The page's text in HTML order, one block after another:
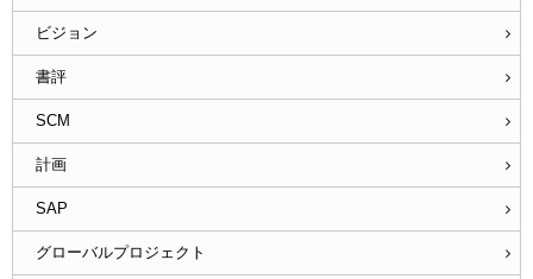
ビジョン
書評
SCM
計画
SAP
グローバルプロジェクト